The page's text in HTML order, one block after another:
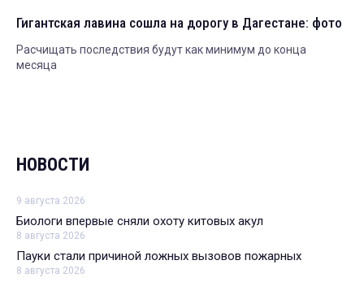
Гигантская лавина сошла на дорогу в Дагестане: фото
Расчищать последствия будут как минимум до конца
месяца
НОВОСТИ
9 августа 2026
Биологи впервые сняли охоту китовых акул
8 августа 2026
Пауки стали причиной ложных вызовов пожарных
8 августа 2026